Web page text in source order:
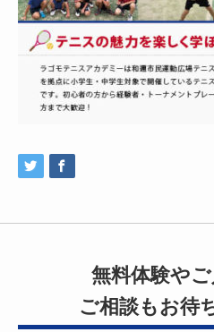
無料体験や
ご相談もお待